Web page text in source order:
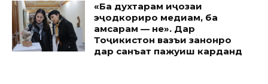
«Ба духтарам иҷозаи
эҷодкориро медиҳам, ба
ҳамсарам — не». Дар
Тоҷикистон вазъи занонро
дар санъат пажуҳиш карданд